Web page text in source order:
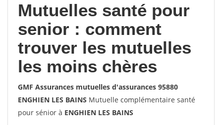
Mutuelles santé pour
senior : comment
trouver les mutuelles
les moins chères
GMF Assurances mutuelles d'assurances 95880
ENGHIEN LES BAINS Mutuelle complémentaire santé
pour sénior à ENGHIEN LES BAINS